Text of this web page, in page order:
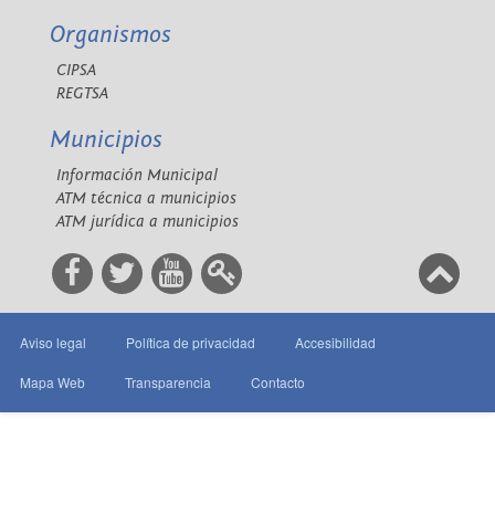
Organismos
CIPSA
REGTSA
Municipios
Información Municipal
ATM técnica a municipios
ATM jurídica a municipios
Aviso legal Política de privacidad Accesibilidad
Mapa Web Transparencia Contacto